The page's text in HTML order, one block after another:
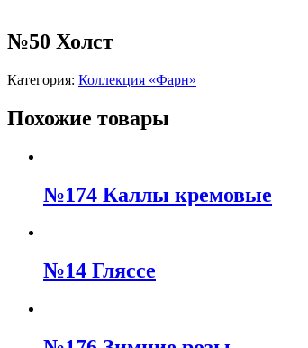
№50 Холст
Категория: Коллекция «Фарн»
Похожие товары
№174 Каллы кремовые
№14 Гляссе